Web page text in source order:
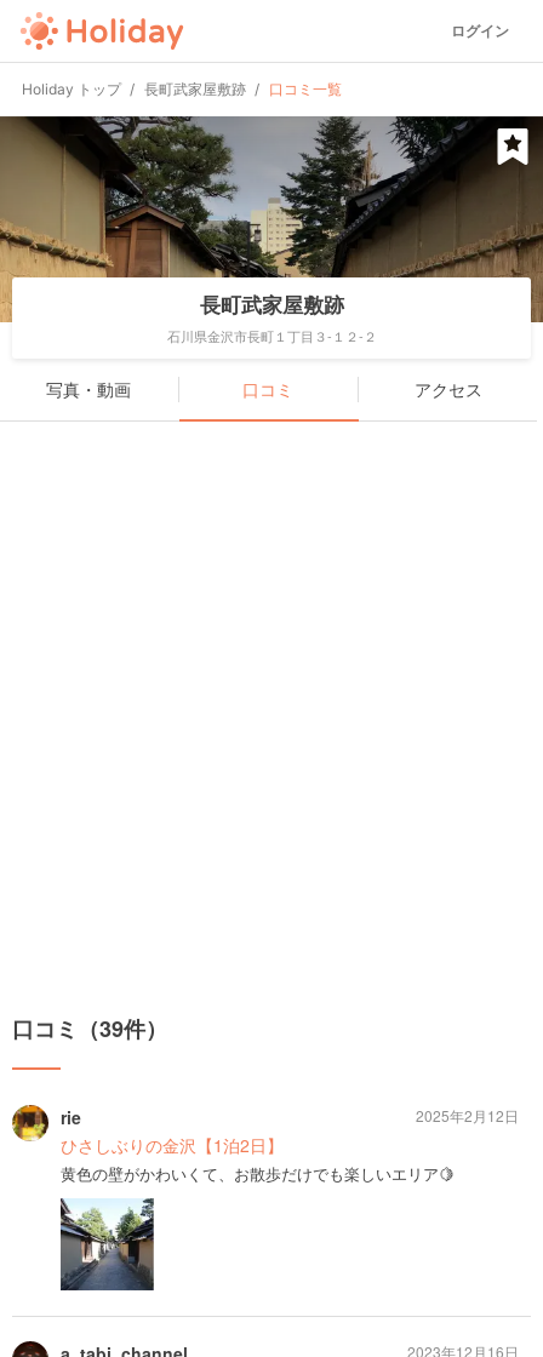
ログイン
Holiday トップ 長町武家屋敷跡 口コミ一覧
長町武家屋敷跡
石川県金沢市長町１丁目３-１２-２
写真・動画 口コミ アクセス
口コミ（39件）
rie
ひさしぶりの金沢【1泊2日】
黄色の壁がかわいくて、お散歩だけでも楽しいエリア🍋
2025年2月12日
2023年12月16日